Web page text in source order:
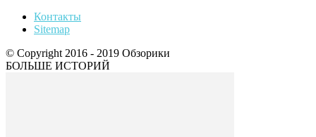
Контакты
Sitemap
© Copyright 2016 - 2019 Обзорики
БОЛЬШЕ ИСТОРИЙ